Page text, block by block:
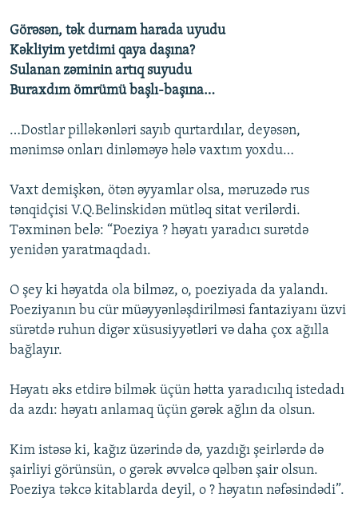
Görəsən, tək durnam harada uyudu
Kəkliyim yetdimi qaya daşına?
Sulanan zəminin artıq suyudu
Buraxdım ömrümü başlı-başına…
…Dostlar pilləkənləri sayıb qurtardılar, deyəsən,
mənimsə onları dinləməyə hələ vaxtım yoxdu…
Vaxt demişkən, ötən əyyamlar olsa, məruzədə rus
tənqidçisi V.Q.Belinskidən mütləq sitat verilərdi.
Təxminən belə: “Poeziya ? həyatı yaradıcı surətdə
yenidən yaratmaqdadı.
O şey ki həyatda ola bilməz, o, poeziyada da yalandı.
Poeziyanın bu cür müəyyənləşdirilməsi fantaziyanı üzvi
sürətdə ruhun digər xüsusiyyətləri və daha çox ağılla
bağlayır.
Həyatı əks etdirə bilmək üçün hətta yaradıcılıq istedadı
da azdı: həyatı anlamaq üçün gərək ağlın da olsun.
Kim istəsə ki, kağız üzərində də, yazdığı şeirlərdə də
şairliyi görünsün, o gərək əvvəlcə qəlbən şair olsun.
Poeziya təkcə kitablarda deyil, o ? həyatın nəfəsindədi”.